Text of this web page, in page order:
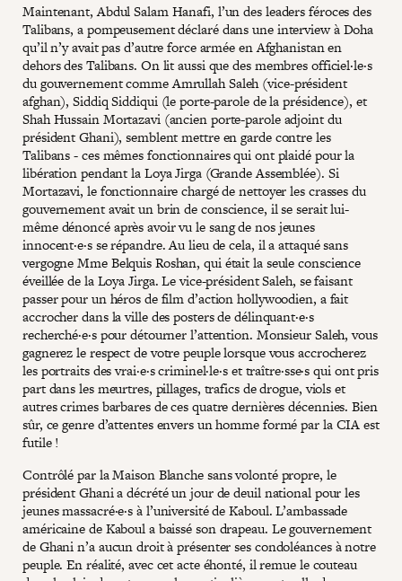
Maintenant, Abdul Salam Hanafi, l’un des leaders féroces des
Talibans, a pompeusement déclaré dans une interview à Doha
qu’il n’y avait pas d’autre force armée en Afghanistan en
dehors des Talibans. On lit aussi que des membres officiel·le·s
du gouvernement comme Amrullah Saleh (vice-président
afghan), Siddiq Siddiqui (le porte-parole de la présidence), et
Shah Hussain Mortazavi (ancien porte-parole adjoint du
président Ghani), semblent mettre en garde contre les
Talibans - ces mêmes fonctionnaires qui ont plaidé pour la
libération pendant la Loya Jirga (Grande Assemblée). Si
Mortazavi, le fonctionnaire chargé de nettoyer les crasses du
gouvernement avait un brin de conscience, il se serait lui-
même dénoncé après avoir vu le sang de nos jeunes
innocent·e·s se répandre. Au lieu de cela, il a attaqué sans
vergogne Mme Belquis Roshan, qui était la seule conscience
éveillée de la Loya Jirga. Le vice-président Saleh, se faisant
passer pour un héros de film d’action hollywoodien, a fait
accrocher dans la ville des posters de délinquant·e·s
recherché·e·s pour détourner l’attention. Monsieur Saleh, vous
gagnerez le respect de votre peuple lorsque vous accrocherez
les portraits des vrai·e·s criminel·le·s et traître·sse·s qui ont pris
part dans les meurtres, pillages, trafics de drogue, viols et
autres crimes barbares de ces quatre dernières décennies. Bien
sûr, ce genre d’attentes envers un homme formé par la CIA est
futile !
Contrôlé par la Maison Blanche sans volonté propre, le
président Ghani a décrété un jour de deuil national pour les
jeunes massacré·e·s à l’université de Kaboul. L’ambassade
américaine de Kaboul a baissé son drapeau. Le gouvernement
de Ghani n’a aucun droit à présenter ses condoléances à notre
peuple. En réalité, avec cet acte éhonté, il remue le couteau